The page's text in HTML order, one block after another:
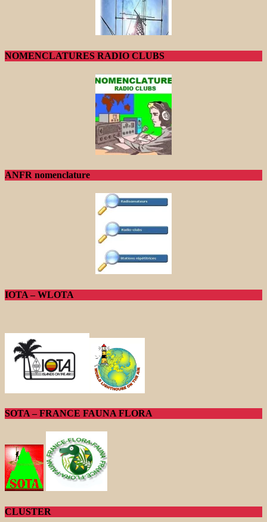
NOMENCLATURES RADIO CLUBS
ANFR nomenclature
IOTA – WLOTA
SOTA – FRANCE FAUNA FLORA
CLUSTER